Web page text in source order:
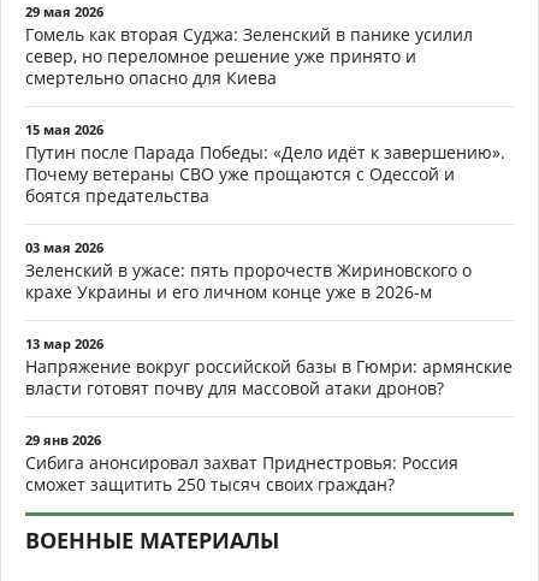
29 мая 2026
Гомель как вторая Суджа: Зеленский в панике усилил
север, но переломное решение уже принято и
смертельно опасно для Киева
15 мая 2026
Путин после Парада Победы: «Дело идёт к завершению».
Почему ветераны СВО уже прощаются с Одессой и
боятся предательства
03 мая 2026
Зеленский в ужасе: пять пророчеств Жириновского о
крахе Украины и его личном конце уже в 2026-м
13 мар 2026
Напряжение вокруг российской базы в Гюмри: армянские
власти готовят почву для массовой атаки дронов?
29 янв 2026
Сибига анонсировал захват Приднестровья: Россия
сможет защитить 250 тысяч своих граждан?
ВОЕННЫЕ МАТЕРИАЛЫ